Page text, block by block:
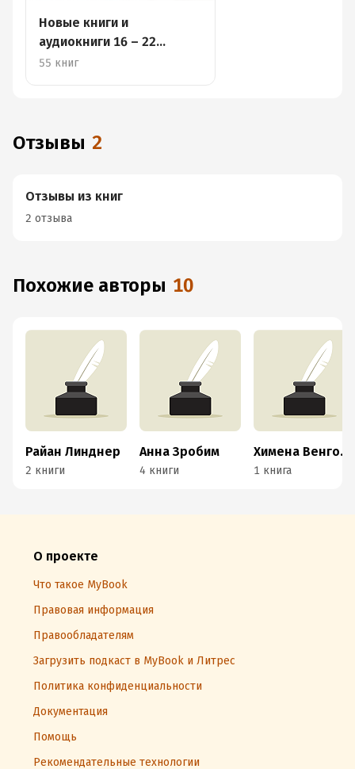
Новые книги и
аудиокниги 16 – 22
декабря
55 книг
Отзывы 2
Отзывы из книг
2 отзыва
Похожие авторы 10
Райан Линднер
2 книги
Анна Зробим
4 книги
Химена Венгоэчиа
1 книга
О проекте
Что такое MyBook
Правовая информация
Правообладателям
Загрузить подкаст в MyBook и Литрес
Политика конфиденциальности
Документация
Помощь
Рекомендательные технологии